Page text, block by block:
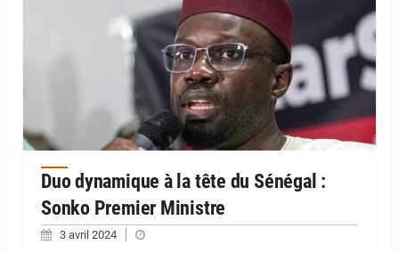
Duo dynamique à la tête du Sénégal :
Sonko Premier Ministre
3 avril 2024